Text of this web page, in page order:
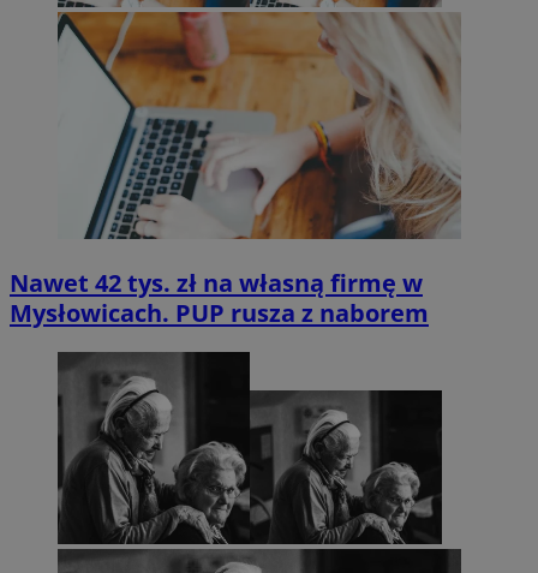
Nawet 42 tys. zł na własną firmę w
Mysłowicach. PUP rusza z naborem